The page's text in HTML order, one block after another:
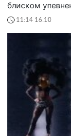
блиском
11:14 16.10